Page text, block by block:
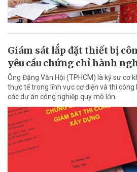
Giám sát lắp đặt thiết bị
yêu cầu chứng chỉ hành
Ông Đặng Văn Hội (TPHCM) là kỹ sư cơ
thực tế trong lĩnh vực cơ điện và thi công
các dự án công nghiệp quy mô lớn.